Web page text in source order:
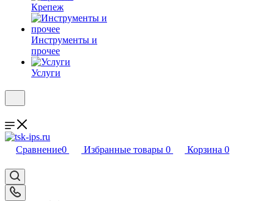
Крепеж
Инструменты и
прочее
Услуги
Сравнение0 Избранные товары 0 Корзина 0